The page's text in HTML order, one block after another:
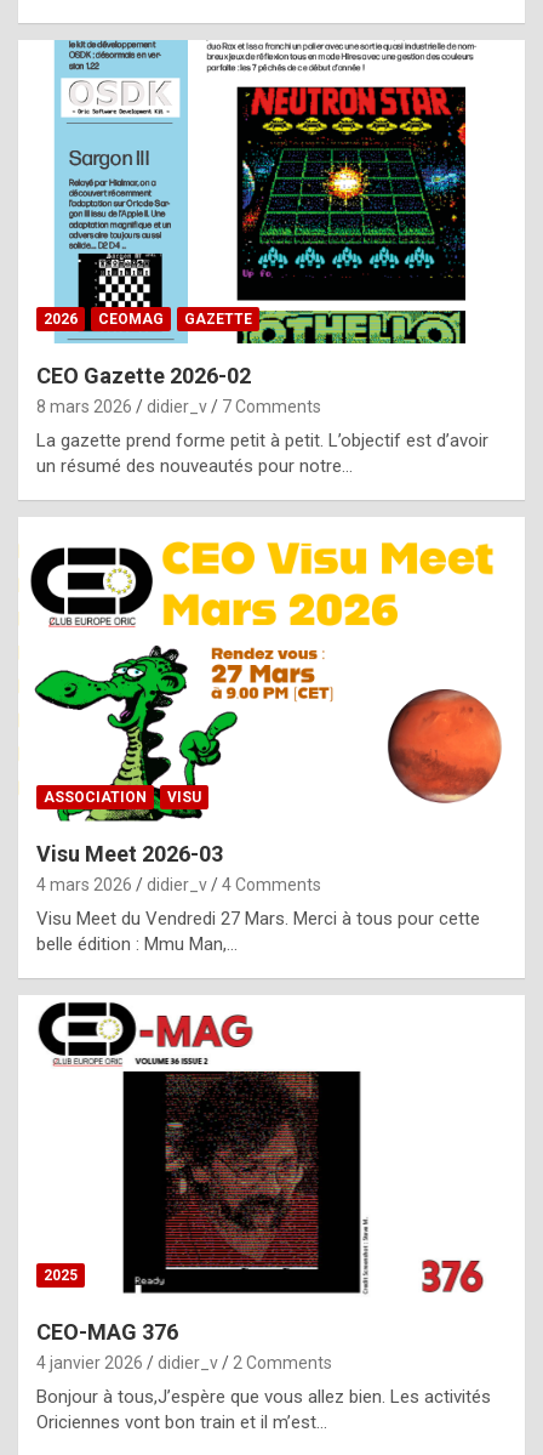
o
m
m
a
y
b
e
b
y
g
e
n
u
i
n
e
R
o
p
l
c
h
i
s
t
o
r
p
e
c
2026 CEOMAG GAZETTE
CEO Gazette 2026-02
8 mars 2026 didier_v 7 Comments
La gazette prend forme petit à petit. L’objectif est d’avoir
un résumé des nouveautés pour notre…
ASSOCIATION VISU
Visu Meet 2026-03
4 mars 2026 didier_v 4 Comments
Visu Meet du Vendredi 27 Mars. Merci à tous pour cette
belle édition : Mmu Man,…
2025
CEO-MAG 376
4 janvier 2026 didier_v 2 Comments
Bonjour à tous,J’espère que vous allez bien. Les activités
Oriciennes vont bon train et il m’est…